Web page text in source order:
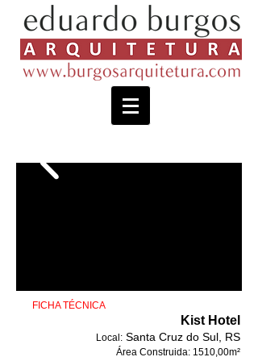
​ FICHA TÉCNICA
Kist Hotel
Local: Santa Cruz do Sul, RS
Área Construida: 1510,00m²